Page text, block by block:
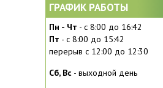
ГРАФИК РАБОТЫ
Пн - Чт - с 8:00 до 16:42
Пт - с 8:00 до 15:42
перерыв с 12:00 до 12:30
Сб, Вc - выходной день